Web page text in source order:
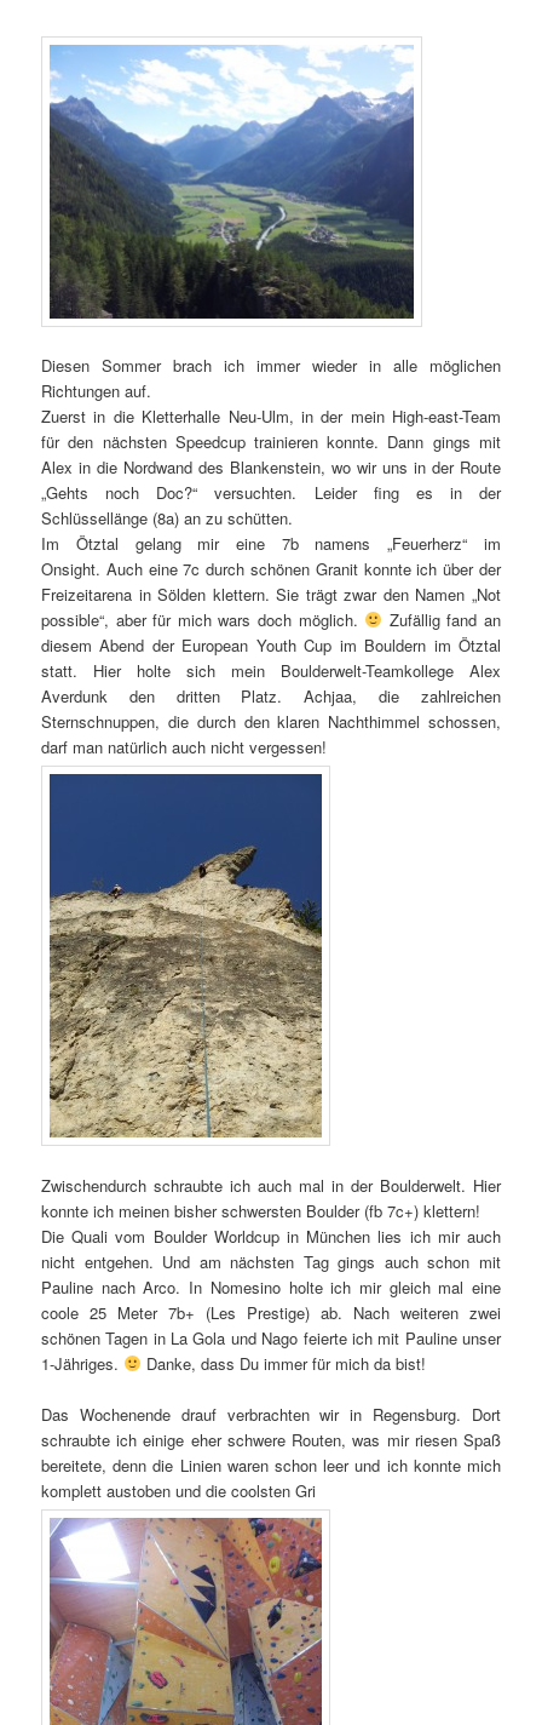
Diesen Sommer brach ich immer wieder in alle möglichen
Richtungen auf.
Zuerst in die Kletterhalle Neu-Ulm, in der mein High-east-Team
für den nächsten Speedcup trainieren konnte. Dann gings mit
Alex in die Nordwand des Blankenstein, wo wir uns in der Route
„Gehts noch Doc?“ versuchten. Leider fing es in der
Schlüssellänge (8a) an zu schütten.
Im Ötztal gelang mir eine 7b namens „Feuerherz“ im
Onsight. Auch eine 7c durch schönen Granit konnte ich über der
Freizeitarena in Sölden klettern. Sie trägt zwar den Namen „Not
possible“, aber für mich wars doch möglich.
Zufällig fand an
diesem Abend der European Youth Cup im Bouldern im Ötztal
statt. Hier holte sich mein Boulderwelt-Teamkollege Alex
Averdunk den dritten Platz. Achjaa, die zahlreichen
Sternschnuppen, die durch den klaren Nachthimmel schossen,
darf man natürlich auch nicht vergessen!
Zwischendurch schraubte ich auch mal in der Boulderwelt. Hier
konnte ich meinen bisher schwersten Boulder (fb 7c+) klettern!
Die Quali vom Boulder Worldcup in München lies ich mir auch
nicht entgehen. Und am nächsten Tag gings auch schon mit
Pauline nach Arco. In Nomesino holte ich mir gleich mal eine
coole 25 Meter 7b+ (Les Prestige) ab. Nach weiteren zwei
schönen Tagen in La Gola und Nago feierte ich mit Pauline unser
1-Jähriges.
Danke, dass Du immer für mich da bist!
Das Wochenende drauf verbrachten wir in Regensburg. Dort
schraubte ich einige eher schwere Routen, was mir riesen Spaß
bereitete, denn die Linien waren schon leer und ich konnte mich
komplett austoben und die coolsten Gri